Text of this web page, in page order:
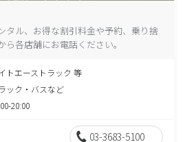
タル、お得な割引料金や予約、乗り捨
各店舗にお電話ください。
トエーストラック 等
ック・バスなど
20:00
03-3683-5100